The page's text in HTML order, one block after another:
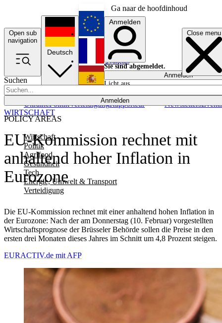
Ga naar de hoofdinhoud
Open sub
navigation
Close menu
Suchen
Anmelden
POLICY AREAS
Wirtschaft
Politik
Agrifood
Gesundheit
Tech
Energie, Umwelt & Transport
Verteidigung
UkrainePolitikVerteidigungRapporteur NewslettersEvents
Deutsch
English
Français
Anmelden
Sie sind abgemeldet.
Anmelden
Licht aus
EU-Kommission rechnet mit
anhaltend hoher Inflation in
Eurozone
Die EU-Kommission rechnet mit einer anhaltend hohen Inflation in
der Eurozone: Nach der am Donnerstag (10. Februar) vorgestellten
Wirtschaftsprognose der Brüsseler Behörde sollen die Preise in den
ersten drei Monaten dieses Jahres im Schnitt um 4,8 Prozent steigen.
WIRTSCHAFT
EURACTIV.de mit AFP